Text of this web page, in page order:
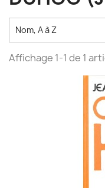
Nom, A à Z
Affichage 1-1 de 1